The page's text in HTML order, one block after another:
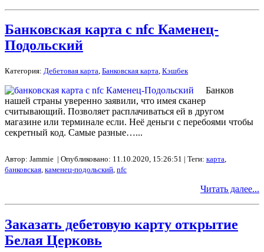
Банковская карта с nfc Каменец-
Подольский
Категория: Дебетовая карта, Банковская карта, Кэшбек
Банков
нашей страны уверенно заявили, что имея сканер
считывающий. Позволяет расплачиваться ей в другом
магазине или терминале если. Неё деньги с перебоями чтобы
секретный код. Самые разные…...
Автор: Jammie | Опубликовано: 11.10.2020, 15:26:51 | Теги: карта,
банковская, каменец-подольский, nfc
Читать далее...
Заказать дебетовую карту открытие
Белая Церковь